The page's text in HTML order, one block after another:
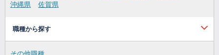
沖縄県
佐賀県
職種から探す